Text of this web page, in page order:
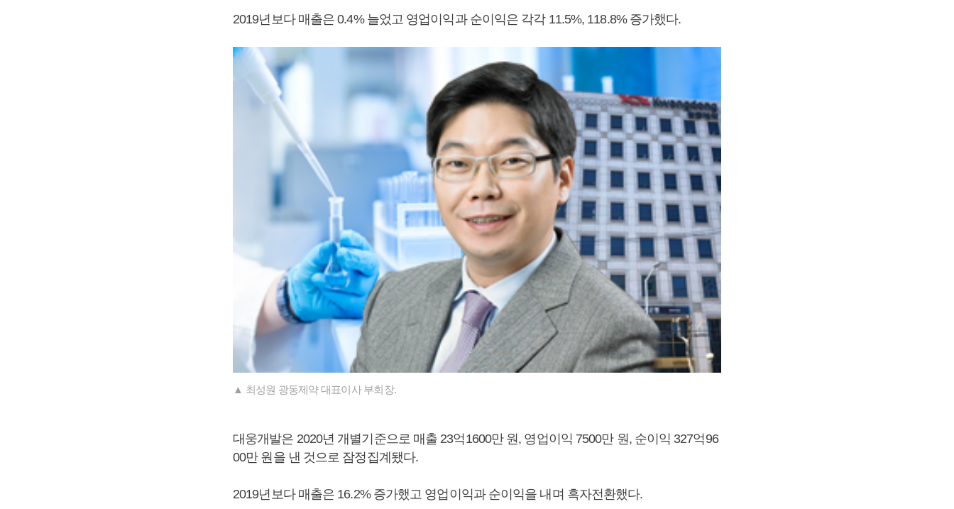
2019년보다 매출은 0.4% 늘었고 영업이익과 순이익은 각각 11.5%, 118.8% 증가했다.
▲ 최성원 광동제약 대표이사 부회장.
대웅개발은 2020년 개별기준으로 매출 23억1600만 원, 영업이익 7500만 원, 순이익 327억96
00만 원을 낸 것으로 잠정집계됐다.
2019년보다 매출은 16.2% 증가했고 영업이익과 순이익을 내며 흑자전환했다.